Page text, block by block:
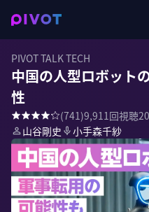
PIVOT TALK TECH
中国の人型ロボット
性
(741)9,911回視聴
山谷剛史
小手森千紗